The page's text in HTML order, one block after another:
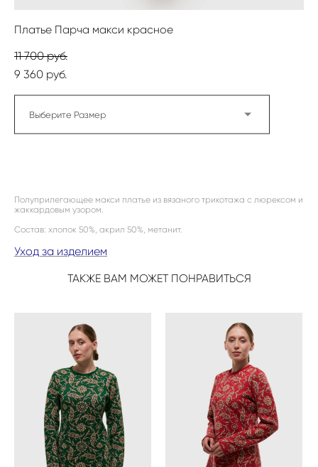
Платье Парча макси красное
11 700 pуб.
9 360 pуб.
Выберите Размер
Полуприлегающее макси платье из вязаного трикотажа с люрексом и
жаккардовым узором.
Состав: хлопок 50%, акрил 50%, метанит.
Уход за изделием
ТАКЖЕ ВАМ МОЖЕТ ПОНРАВИТЬСЯ